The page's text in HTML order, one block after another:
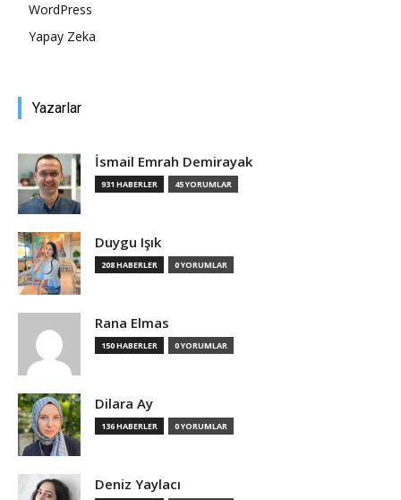
WordPress
Yapay Zeka
Yazarlar
İsmail Emrah Demirayak
931 HABERLER 45 YORUMLAR
Duygu Işık
208 HABERLER 0 YORUMLAR
Rana Elmas
150 HABERLER 0 YORUMLAR
Dilara Ay
136 HABERLER 0 YORUMLAR
Deniz Yaylacı